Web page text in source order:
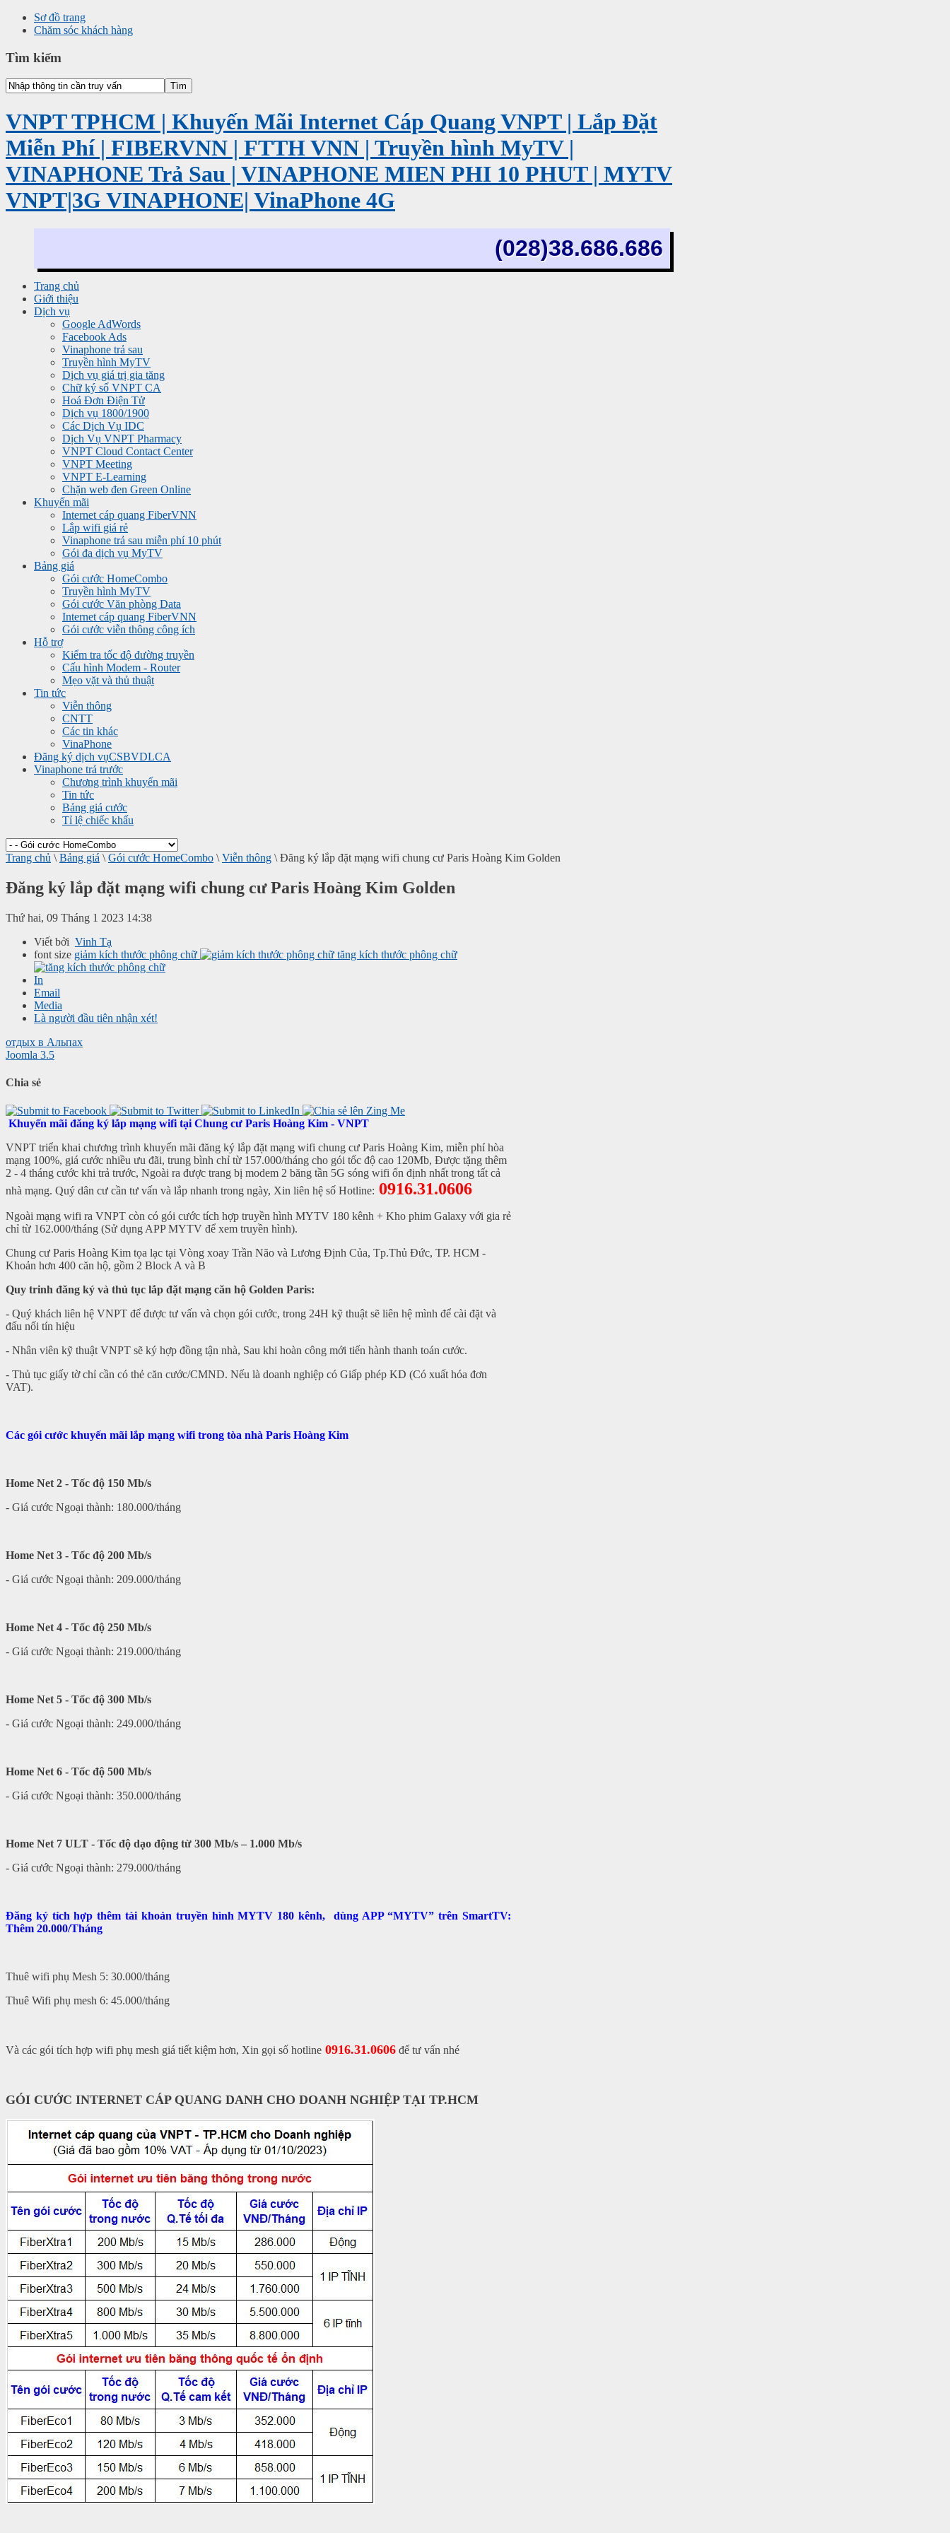
Sơ đồ trang
Chăm sóc khách hàng
Tìm kiếm
VNPT TPHCM | Khuyến Mãi Internet Cáp Quang VNPT | Lắp Đặt
Miễn Phí | FIBERVNN | FTTH VNN | Truyền hình MyTV |
VINAPHONE Trả Sau | VINAPHONE MIEN PHI 10 PHUT | MYTV
VNPT|3G VINAPHONE| VinaPhone 4G
(028)38.686.686
Trang chủ
Giới thiệu
Dịch vụ
Google AdWords
Facebook Ads
Vinaphone trả sau
Truyền hình MyTV
Dịch vụ giá trị gia tăng
Chữ ký số VNPT CA
Hoá Đơn Điện Tử
Dịch vụ 1800/1900
Các Dịch Vụ IDC
Dịch Vụ VNPT Pharmacy
VNPT Cloud Contact Center
VNPT Meeting
VNPT E-Learning
Chặn web đen Green Online
Khuyến mãi
Internet cáp quang FiberVNN
Lắp wifi giá rẻ
Vinaphone trả sau miễn phí 10 phút
Gói đa dịch vụ MyTV
Bảng giá
Gói cước HomeCombo
Truyền hình MyTV
Gói cước Văn phòng Data
Internet cáp quang FiberVNN
Gói cước viễn thông công ích
Hỗ trợ
Kiểm tra tốc độ đường truyền
Cấu hình Modem - Router
Mẹo vặt và thủ thuật
Tin tức
Viễn thông
CNTT
Các tin khác
VinaPhone
Đăng ký dịch vụCSBVDLCA
Vinaphone trả trước
Chương trình khuyến mãi
Tin tức
Bảng giá cước
Tỉ lệ chiếc khấu
Trang chủ \ Bảng giá \ Gói cước HomeCombo \ Viễn thông \ Đăng ký lắp đặt mạng wifi chung cư Paris Hoàng Kim Golden
Đăng ký lắp đặt mạng wifi chung cư Paris Hoàng Kim Golden
Thứ hai, 09 Tháng 1 2023 14:38
Viết bởi Vinh Tạ
font size giảm kích thước phông chữ tăng kích thước phông chữ
In
Email
Media
Là người đầu tiên nhận xét!
отдых в Альпах
Joomla 3.5
Chia sẻ
Khuyến mãi đăng ký lắp mạng wifi tại Chung cư Paris Hoàng Kim - VNPT
VNPT triển khai chương trình khuyến mãi đăng ký lắp đặt mạng wifi chung cư Paris Hoàng Kim, miễn phí hòa
mạng 100%, giá cước nhiều ưu đãi, trung bình chỉ từ 157.000/tháng cho gói tốc độ cao 120Mb, Được tặng thêm
2 - 4 tháng cước khi trả trước, Ngoài ra được trang bị modem 2 băng tần 5G sóng wifi ổn định nhất trong tất cả
nhà mạng. Quý dân cư cần tư vấn và lắp nhanh trong ngày, Xin liên hệ số Hotline: 0916.31.0606
Ngoài mạng wifi ra VNPT còn có gói cước tích hợp truyền hình MYTV 180 kênh + Kho phim Galaxy với gia rẻ
chỉ từ 162.000/tháng (Sử dụng APP MYTV để xem truyền hình).
Chung cư Paris Hoàng Kim tọa lạc tại Vòng xoay Trần Não và Lương Định Của, Tp.Thủ Đức, TP. HCM -
Khoản hơn 400 căn hộ, gồm 2 Block A và B
Quy trinh đăng ký và thủ tục lắp đặt mạng căn hộ Golden Paris:
- Quý khách liên hệ VNPT để được tư vấn và chọn gói cước, trong 24H kỹ thuật sẽ liên hệ mình để cài đặt và
đấu nối tín hiệu
- Nhân viên kỹ thuật VNPT sẽ ký hợp đồng tận nhà, Sau khi hoàn công mới tiến hành thanh toán cước.
- Thủ tục giấy tờ chỉ cần có thẻ căn cước/CMND. Nếu là doanh nghiệp có Giấp phép KD (Có xuất hóa đơn
VAT).
Các gói cước khuyến mãi lắp mạng wifi trong tòa nhà Paris Hoàng Kim
Home Net 2 - Tốc độ 150 Mb/s
- Giá cước Ngoại thành: 180.000/tháng
Home Net 3 - Tốc độ 200 Mb/s
- Giá cước Ngoại thành: 209.000/tháng
Home Net 4 - Tốc độ 250 Mb/s
- Giá cước Ngoại thành: 219.000/tháng
Home Net 5 - Tốc độ 300 Mb/s
- Giá cước Ngoại thành: 249.000/tháng
Home Net 6 - Tốc độ 500 Mb/s
- Giá cước Ngoại thành: 350.000/tháng
Home Net 7 ULT - Tốc độ dạo động từ 300 Mb/s – 1.000 Mb/s
- Giá cước Ngoại thành: 279.000/tháng
Đăng ký tích hợp thêm tài khoản truyền hình MYTV 180 kênh, dùng APP “MYTV” trên SmartTV:
Thêm 20.000/Tháng
Thuê wifi phụ Mesh 5: 30.000/tháng
Thuê Wifi phụ mesh 6: 45.000/tháng
Và các gói tích hợp wifi phụ mesh giá tiết kiệm hơn, Xin gọi số hotline 0916.31.0606 để tư vấn nhé
GÓI CƯỚC INTERNET CÁP QUANG DANH CHO DOANH NGHIỆP TẠI TP.HCM